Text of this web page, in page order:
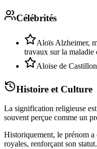
Célébrités
Aloïs Alzheimer,
travaux sur la maladie
Aloise de
Histoire et Culture
La signification religieuse
souvent perçue comme un
Historiquement, le prénom a
royales, renforçant son statut.